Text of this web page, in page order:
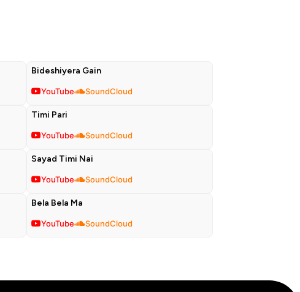
Bideshiyera Gain
YouTube SoundCloud
Timi Pari
YouTube SoundCloud
Sayad Timi Nai
YouTube SoundCloud
Bela Bela Ma
YouTube SoundCloud